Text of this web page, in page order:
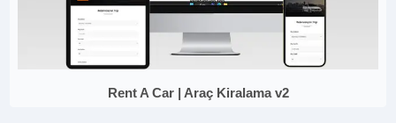
Rent A Car | Araç Kiralama v2